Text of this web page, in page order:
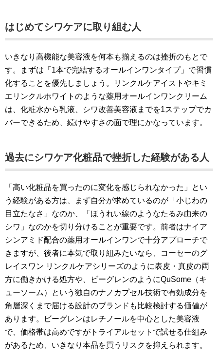
はじめてシワケアに取り組む人
いきなり高機能な美容液を何本も揃えるのは挫折のもとで
す。まずは「1本で完結するオールインワンタイプ」で習慣
化することを優先しましょう。リンクルケアイストやキミ
エリンクルホワイトのような薬用オールインワンクリーム
は、化粧水から乳液、シワ改善美容液までを1ステップでカ
バーできるため、続けやすさの面で理にかなっています。
過去にシワケア化粧品で挫折した経験がある人
「高い化粧品を買ったのに変化を感じられなかった」とい
う経験がある方は、まず自分が求めているのが「小じわの
目立たなさ」なのか、「ほうれい線のようなたるみ由来の
シワ」なのかを切り分けることが重要です。前者はナイア
シンアミド配合の薬用オールインワンで十分アプローチで
きますが、後者に本気で取り組みたいなら、コーセーのグ
レイスワン リンクルケアシリーズのように表皮・真皮の両
方に働きかける処方や、ビーグレンのようにQuSome（キ
ューソーム）という独自のナノカプセル技術で有効成分を
角層深くまで届ける設計のブランドも比較検討する価値が
あります。ビーグレンはレチノールを中心とした美容液
で、価格帯は高めですがトライアルセットで試せる仕組み
があるため、いきなり本品を買うリスクを抑えられます。